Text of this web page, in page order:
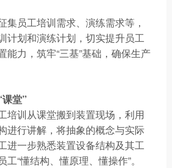
集员工培训需求、演练需求等，
计划和演练计划，切实提升员工
能力，筑牢“三基”基础，确保生产
堂”
培训从课堂搬到装置现场，利用
进行讲解，将抽象的概念与实际
进一步熟悉装置设备结构及其工
“懂结构、懂原理、懂操作”。